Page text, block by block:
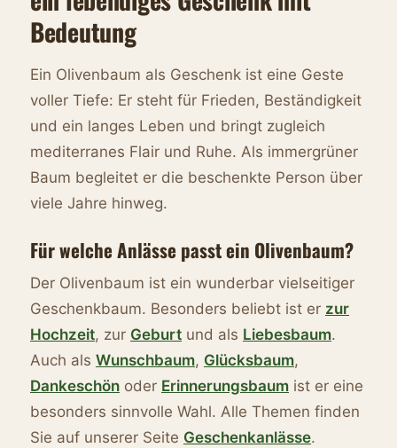
Bedeutung
Ein Olivenbaum als Geschenk ist eine Geste
voller Tiefe: Er steht für Frieden, Beständigkeit
und ein langes Leben und bringt zugleich
mediterranes Flair und Ruhe. Als immergrüner
Baum begleitet er die beschenkte Person über
viele Jahre hinweg.
Für welche Anlässe passt ein Olivenbaum?
Der Olivenbaum ist ein wunderbar vielseitiger
Geschenkbaum. Besonders beliebt ist er zur
Hochzeit, zur Geburt und als Liebesbaum.
Auch als Wunschbaum, Glücksbaum,
Dankeschön oder Erinnerungsbaum ist er eine
besonders sinnvolle Wahl. Alle Themen finden
Sie auf unserer Seite Geschenkanlässe.